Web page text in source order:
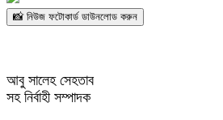
📸 নিউজ ফটোকার্ড ডাউনলোড করুন
আবু সালেহ সেহতাব
সহ নির্বাহী সম্পাদক